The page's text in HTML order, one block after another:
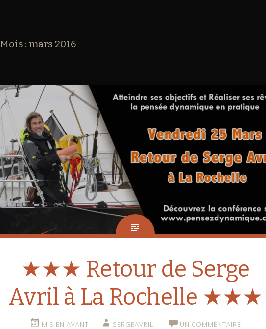
Mois : mars 2016
★★★ Retour de Serge
Avril à La Rochelle ★★★
MIS EN AVANT SERGEAVRIL UN COMMENTAIRE